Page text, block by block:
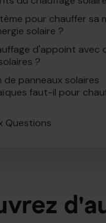
pour chauffer sa
solaire ?
d'appoint avec
?
de panneaux solaires
faut-il pour
Questions